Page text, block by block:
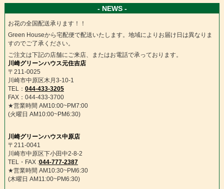
- NEWS -
お花の全国配送承ります！！
Green Houseから宅配便で配送いたします。地域によりお届け日は異なりま
すのでご了承ください。
ご注文は下記の店舗にご来店、またはお電話で承っております。
川崎グリーンハウス元住吉店
〒211-0025
川崎市中原区木月3-10-1
TEL： 044-433-3205
FAX：044-433-3700
★営業時間 AM10:00~PM7:00
(火曜日 AM10:00~PM6:30)
川崎グリーンハウス中原店
〒211-0041
川崎市中原区下小田中2-8-2
TEL・FAX :044-777-2387
★営業時間 AM10:30~PM6:30
(木曜日 AM11:00~PM6:30)